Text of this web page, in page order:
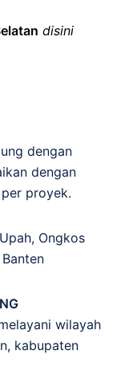
disini
dengan
dengan
proyek.
Upah, Ongkos
wilayah
kabupaten